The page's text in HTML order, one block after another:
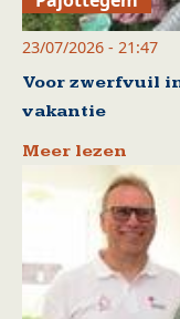
23/07/2026 - 21:47
Voor zwerfvuil
vakantie
Meer lezen